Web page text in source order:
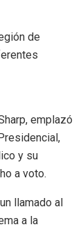
de
emplazó
y su
a voto.
llamado al
a la